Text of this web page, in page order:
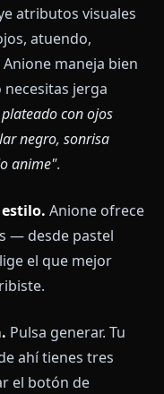
atributos visuales
atuendo,
maneja bien
jerga
con ojos
negro, sonrisa
anime".
estilo. Anione ofrece
— desde pastel
el que mejor
Pulsa generar. Tu
ahí tienes tres
el botón de